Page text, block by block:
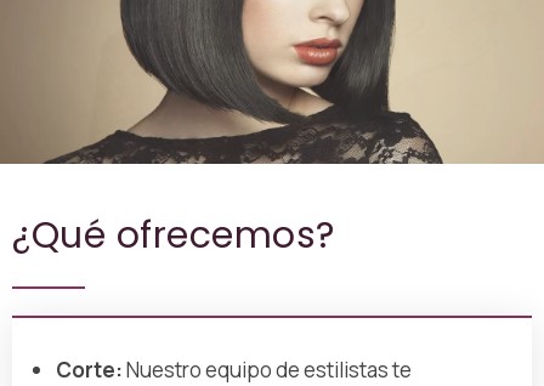
¿Qué ofrecemos?
Corte:Nuestro equipo de estilistas te